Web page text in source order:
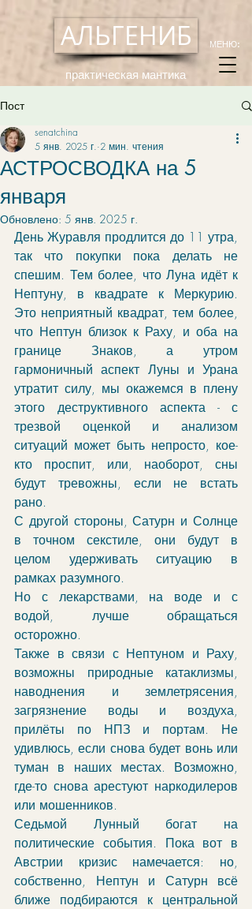
АЛЬГЕНИБ
практическая мантика
МЕНЮ:
Пост
АСТРОСВОДКА на 5
января
senatchina
5 янв. 2025 г. 2 мин. чтения
Обновлено: 5 янв. 2025 г.
День Журавля продлится до 11 утра,
так что покупки пока делать не
спешим. Тем более, что Луна идёт к
Нептуну, в квадрате к Меркурию.
Это неприятный квадрат, тем более,
что Нептун близок к Раху, и оба на
границе Знаков, а утром
гармоничный аспект Луны и Урана
утратит силу, мы окажемся в плену
этого деструктивного аспекта - с
трезвой оценкой и анализом
ситуаций может быть непросто, кое-
кто проспит, или, наоборот, сны
будут тревожны, если не встать
рано.
С другой стороны, Сатурн и Солнце
в точном секстиле, они будут в
целом удерживать ситуацию в
рамках разумного.
Но с лекарствами, на воде и с
водой, лучше обращаться
осторожно.
Также в связи с Нептуном и Раху,
возможны природные катаклизмы,
наводнения и землетрясения,
загрязнение воды и воздуха,
прилёты по НПЗ и портам. Не
удивлюсь, если снова будет вонь или
туман в наших местах. Возможно,
где-то снова арестуют наркодилеров
или мошенников.
Седьмой Лунный богат на
политические события. Пока вот в
Австрии кризис намечается: но,
собственно, Нептун и Сатурн всё
ближе подбираются к центральной